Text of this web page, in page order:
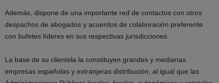
Además, dispone de una importante red de contactos con otros
despachos de abogados y acuerdos de colaboración preferente
con bufetes líderes en sus respectivas jurisdicciones.
La base de su clientela la constituyen grandes y medianas
empresas españolas y extranjeras distribución, al igual que las